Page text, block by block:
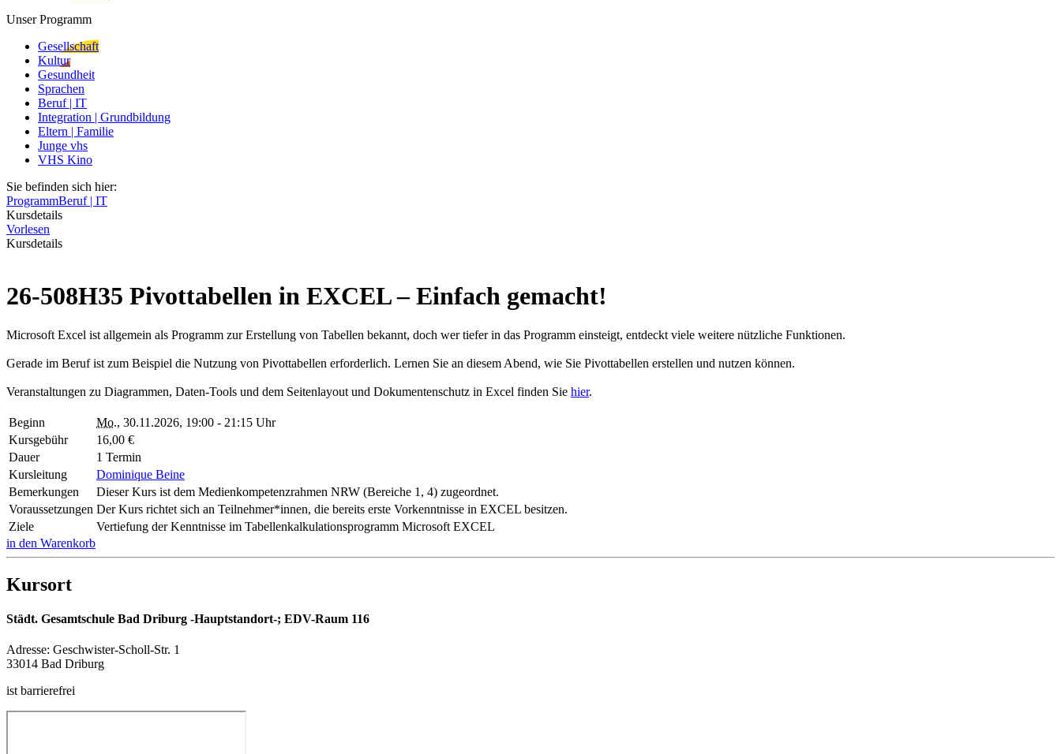
Unser Programm
Gesellschaft
Kultur
Gesundheit
Sprachen
Beruf | IT
Integration | Grundbildung
Eltern | Familie
Junge vhs
VHS Kino
Sie befinden sich hier:
ProgrammBeruf | IT
Kursdetails
Vorlesen
Kursdetails
26-508H35 Pivottabellen in EXCEL – Einfach gemacht!
Microsoft Excel ist allgemein als Programm zur Erstellung von Tabellen bekannt, doch wer tiefer in das Programm einsteigt, entdeckt viele weitere nützliche Funktionen.
Gerade im Beruf ist zum Beispiel die Nutzung von Pivottabellen erforderlich. Lernen Sie an diesem Abend, wie Sie Pivottabellen erstellen und nutzen können.
Veranstaltungen zu Diagrammen, Daten-Tools und dem Seitenlayout und Dokumentenschutz in Excel finden Sie hier.
Beginn Mo., 30.11.2026, 19:00 - 21:15 Uhr
Kursgebühr
16,00 €
Dauer
1 Termin
Kursleitung
Dominique Beine
Bemerkungen
Dieser Kurs ist dem Medienkompetenzrahmen NRW (Bereiche 1, 4) zugeordnet.
Voraussetzungen Der Kurs richtet sich an Teilnehmer*innen, die bereits erste Vorkenntnisse in EXCEL besitzen.
Ziele
Vertiefung der Kenntnisse im Tabellenkalkulationsprogramm Microsoft EXCEL
in den Warenkorb
Kursort
Städt. Gesamtschule Bad Driburg -Hauptstandort-; EDV-Raum 116
Adresse: Geschwister-Scholl-Str. 1
33014 Bad Driburg
ist barrierefrei